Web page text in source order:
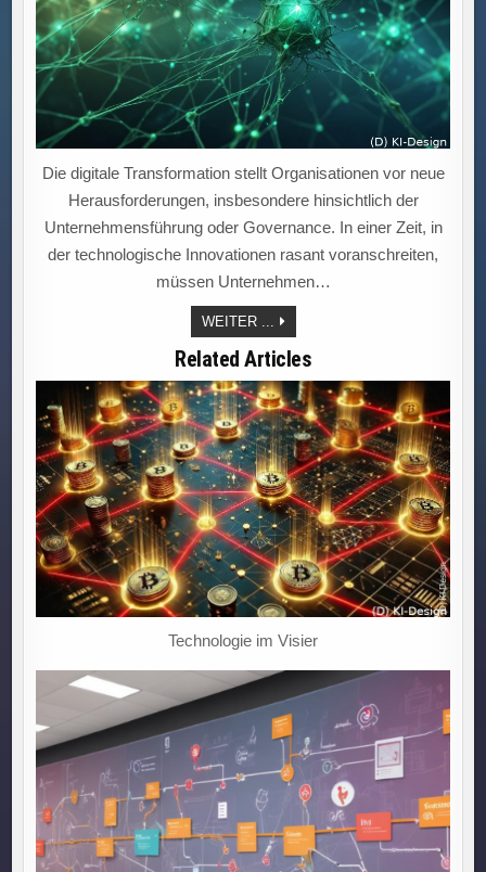
Die digitale Transformation stellt Organisationen vor neue
Herausforderungen, insbesondere hinsichtlich der
Unternehmensführung oder Governance. In einer Zeit, in
der technologische Innovationen rasant voranschreiten,
müssen Unternehmen…
WEITER ...
„EFFEKTIVE
GOVERNANCE-
STRATEGIEN
ZUR
DER
DIGITALEN
TRANSFORMATION:
EIN
LEITFADEN
ZU
MARISK-
ANFORDERUNGEN.“
Related Articles
Technologie im Visier